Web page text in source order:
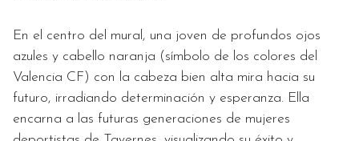
En el centro del mural, una joven de profundos ojos
azules y cabello naranja (símbolo de los colores del
Valencia CF) con la cabeza bien alta mira hacia su
futuro, irradiando determinación y esperanza. Ella
encarna a las futuras generaciones de mujeres